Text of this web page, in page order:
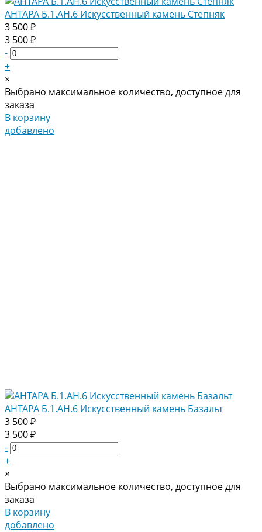
АНТАРА Б.1.АН.6 Искусственный камень Степняк
3 500 ₽
3 500 ₽
-
+
×
Выбрано максимальное количество, доступное для
заказа
В корзину
добавлено
АНТАРА Б.1.АН.6 Искусственный камень Базальт
3 500 ₽
3 500 ₽
-
+
×
Выбрано максимальное количество, доступное для
заказа
В корзину
добавлено